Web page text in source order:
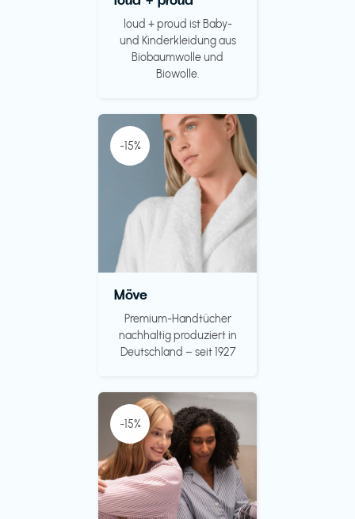
loud + proud ist Baby-
und Kinderkleidung aus
Biobaumwolle und
Biowolle.
-15%
Möve
Premium-Handtücher
nachhaltig produziert in
Deutschland – seit 1927
-15%